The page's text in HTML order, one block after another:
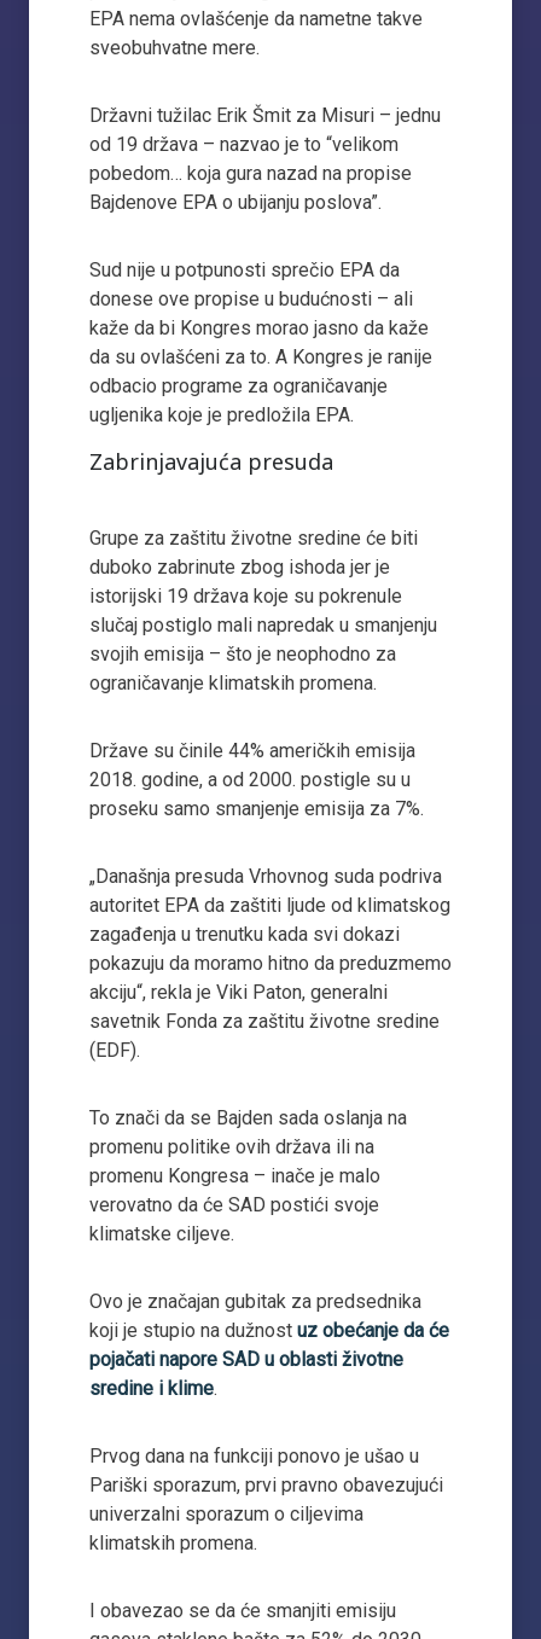
EPA nema ovlašćenje da nametne takve
sveobuhvatne mere.
Državni tužilac Erik Šmit za Misuri – jednu
od 19 država – nazvao je to “velikom
pobedom… koja gura nazad na propise
Bajdenove EPA o ubijanju poslova”.
Sud nije u potpunosti sprečio EPA da
donese ove propise u budućnosti – ali
kaže da bi Kongres morao jasno da kaže
da su ovlašćeni za to. A Kongres je ranije
odbacio programe za ograničavanje
ugljenika koje je predložila EPA.
Zabrinjavajuća presuda
Grupe za zaštitu životne sredine će biti
duboko zabrinute zbog ishoda jer je
istorijski 19 država koje su pokrenule
slučaj postiglo mali napredak u smanjenju
svojih emisija – što je neophodno za
ograničavanje klimatskih promena.
Države su činile 44% američkih emisija
2018. godine, a od 2000. postigle su u
proseku samo smanjenje emisija za 7%.
„Današnja presuda Vrhovnog suda podriva
autoritet EPA da zaštiti ljude od klimatskog
zagađenja u trenutku kada svi dokazi
pokazuju da moramo hitno da preduzmemo
akciju“, rekla je Viki Paton, generalni
savetnik Fonda za zaštitu životne sredine
(EDF).
To znači da se Bajden sada oslanja na
promenu politike ovih država ili na
promenu Kongresa – inače je malo
verovatno da će SAD postići svoje
klimatske ciljeve.
Ovo je značajan gubitak za predsednika
koji je stupio na dužnost uz obećanje da će
pojačati napore SAD u oblasti životne
sredine i klime.
Prvog dana na funkciji ponovo je ušao u
Pariški sporazum, prvi pravno obavezujući
univerzalni sporazum o ciljevima
klimatskih promena.
I obavezao se da će smanjiti emisiju